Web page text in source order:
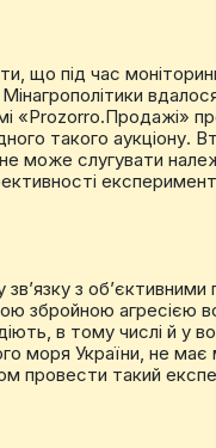
що під час
Мінагрополітики
«Prozorro.Продажі»
такого аукціону.
може слугувати
з об’єктивними
збройною агресією
в тому числі й у
моря України, не має
провести такий